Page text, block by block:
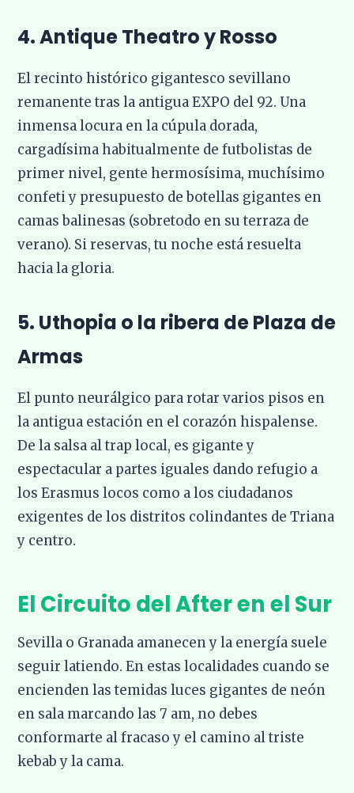
4. Antique Theatro y Rosso
El recinto histórico gigantesco sevillano
remanente tras la antigua EXPO del 92. Una
inmensa locura en la cúpula dorada,
cargadísima habitualmente de futbolistas de
primer nivel, gente hermosísima, muchísimo
confeti y presupuesto de botellas gigantes en
camas balinesas (sobretodo en su terraza de
verano). Si reservas, tu noche está resuelta
hacia la gloria.
5. Uthopia o la ribera de Plaza de
Armas
El punto neurálgico para rotar varios pisos en
la antigua estación en el corazón hispalense.
De la salsa al trap local, es gigante y
espectacular a partes iguales dando refugio a
los Erasmus locos como a los ciudadanos
exigentes de los distritos colindantes de Triana
y centro.
El Circuito del After en el Sur
Sevilla o Granada amanecen y la energía suele
seguir latiendo. En estas localidades cuando se
encienden las temidas luces gigantes de neón
en sala marcando las 7 am, no debes
conformarte al fracaso y el camino al triste
kebab y la cama.